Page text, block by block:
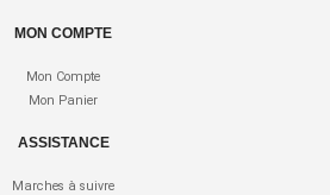
MON COMPTE
Mon Compte
Mon Panier
ASSISTANCE
Marches à suivre